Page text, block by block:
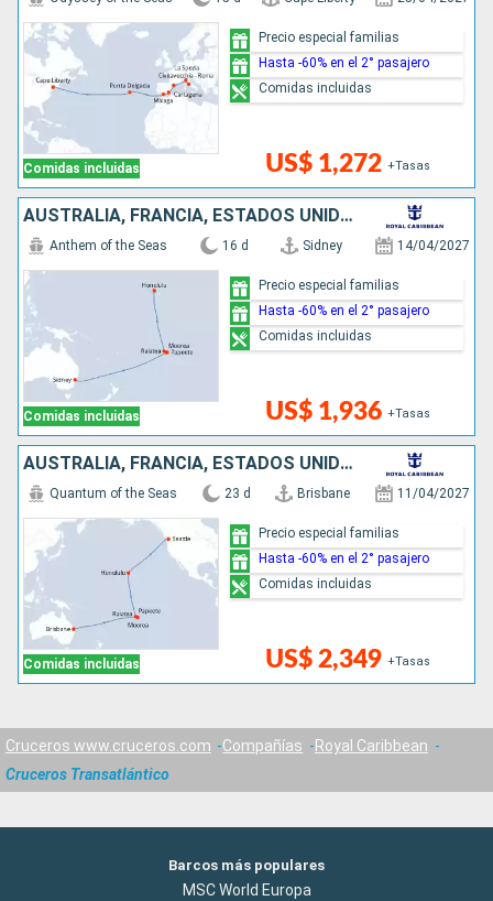
Comidas incluidas US$ 1,272 +Tasas
Precio especial familias
Hasta -60% en el 2° pasajero
Comidas incluidas
AUSTRALIA, FRANCIA, ESTADOS UNIDOS
Comidas incluidas
Anthem of the Seas 16 d Sidney 14/04/2027
US$ 1,936 +Tasas
Precio especial familias
Hasta -60% en el 2° pasajero
Comidas incluidas
AUSTRALIA, FRANCIA, ESTADOS UNIDOS
Comidas incluidas
Quantum of the Seas 23 d Brisbane 11/04/2027
US$ 2,349 +Tasas
Precio especial familias
Hasta -60% en el 2° pasajero
Comidas incluidas
Cruceros www.cruceros.com Compañías
Royal Caribbean
Cruceros Transatlántico
Barcos más populares
MSC World Europa